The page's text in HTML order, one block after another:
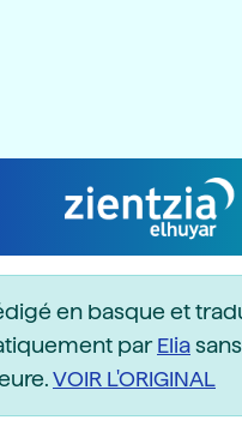
en basque et
parElia
VOIR L'ORIGINAL